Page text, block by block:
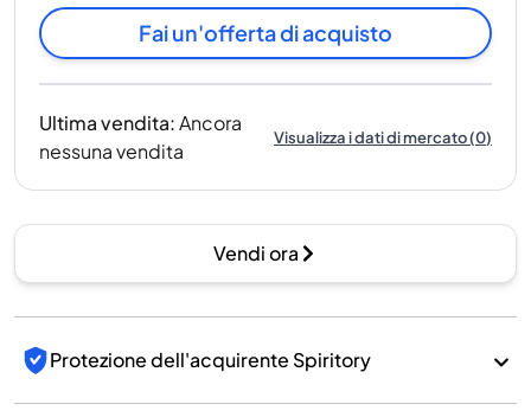
Fai un'offerta di acquisto
Ultima vendita:Ancora
nessuna vendita
Visualizza i dati di mercato(0)
Vendi ora
Protezione dell'acquirente Spiritory